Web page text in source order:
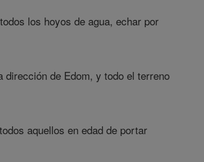
los hoyos de agua, echar por
dirección de Edom, y todo el terreno
aquellos en edad de portar